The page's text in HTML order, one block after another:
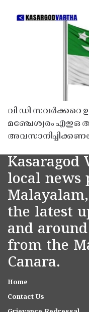
വി ഡി സവർക്കറെ
മഞ്ചേശ്വരം
local news
the latest
and
from the
Canara.
Home
Contact Us